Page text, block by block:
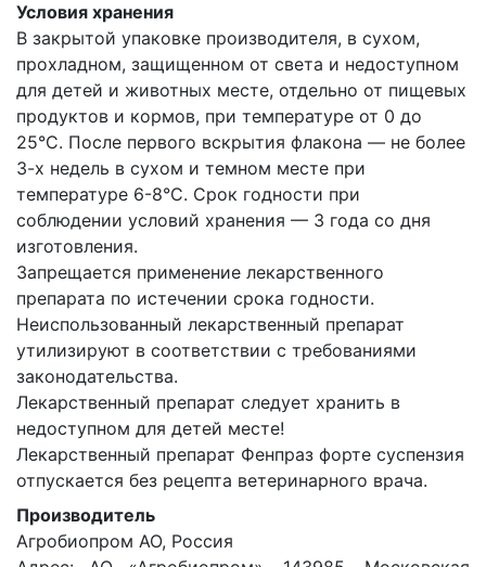
Условия хранения
В закрытой упаковке производителя, в сухом,
прохладном, защищенном от света и недоступном
для детей и животных месте, отдельно от пищевых
продуктов и кормов, при температуре от 0 до
25°С. После первого вскрытия флакона — не более
3-х недель в сухом и темном месте при
температуре 6-8°C. Срок годности при
соблюдении условий хранения — 3 года со дня
изготовления.
Запрещается применение лекарственного
препарата по истечении срока годности.
Неиспользованный лекарственный препарат
утилизируют в соответствии с требованиями
законодательства.
Лекарственный препарат следует хранить в
недоступном для детей месте!
Лекарственный препарат Фенпраз форте суспензия
отпускается без рецепта ветеринарного врача.
Производитель
Агробиопром АО, Россия